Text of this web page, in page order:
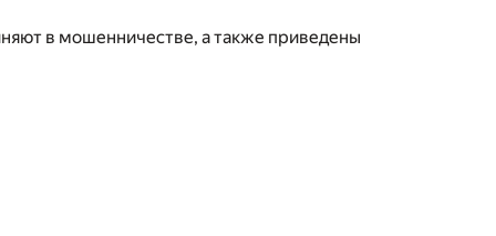
в мошенничестве, а также приведены